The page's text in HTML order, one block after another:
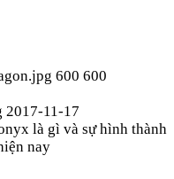
600 600
2017-11-17
là gì và sự hình thành
nay